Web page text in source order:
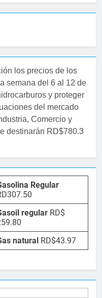
los precios de los
semana del 6 al 12 de
y proteger
del mercado
Comercio y
destinarán RD$780.3
Regular
regular RD$
natural RD$43.97